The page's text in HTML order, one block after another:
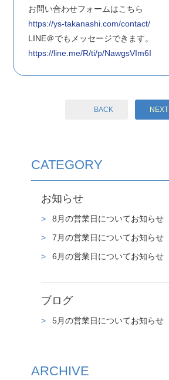
お問い合わせフォームはこちら
https://ys-takanashi.com/contact/
LINE＠でもメッセージできます。
https://line.me/R/ti/p/NawgsVIm6I
BACK NEXT
CATEGORY
お知らせ
8月の営業日についてお知らせ
7月の営業日についてお知らせ
6月の営業日についてお知らせ
ブログ
5月の営業日についてお知らせ
ARCHIVE